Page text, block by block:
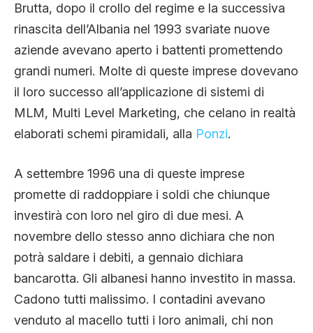
Brutta, dopo il crollo del regime e la successiva
rinascita dell’Albania nel 1993 svariate nuove
aziende avevano aperto i battenti promettendo
grandi numeri. Molte di queste imprese dovevano
il loro successo all’applicazione di sistemi di
MLM, Multi Level Marketing, che celano in realtà
elaborati schemi piramidali, alla Ponzi.
A settembre 1996 una di queste imprese
promette di raddoppiare i soldi che chiunque
investirà con loro nel giro di due mesi. A
novembre dello stesso anno dichiara che non
potrà saldare i debiti, a gennaio dichiara
bancarotta. Gli albanesi hanno investito in massa.
Cadono tutti malissimo. I contadini avevano
venduto al macello tutti i loro animali, chi non